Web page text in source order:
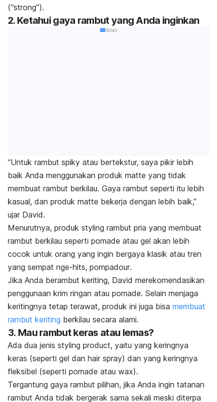
(“strong”).
2. Ketahui gaya rambut yang Anda inginkan
Iklan
“Untuk rambut spiky atau bertekstur, saya pikir lebih
baik Anda menggunakan produk matte yang tidak
membuat rambut berkilau. Gaya rambut seperti itu lebih
kasual, dan produk matte bekerja dengan lebih baik,”
ujar David.
Menurutnya, produk styling rambut pria yang membuat
rambut berkilau seperti pomade atau gel akan lebih
cocok untuk orang yang ingin bergaya klasik atau tren
yang sempat nge-hits, pompadour.
Jika Anda berambut keriting, David merekomendasikan
penggunaan krim ringan atau pomade. Selain menjaga
keritingnya tetap terawat, produk ini juga bisa membuat
rambut keriting berkilau secara alami.
3. Mau rambut keras atau lemas?
Ada dua jenis styling product, yaitu yang keringnya
keras (seperti gel dan hair spray) dan yang keringnya
fleksibel (seperti pomade atau wax).
Tergantung gaya rambut pilihan, jika Anda ingin tatanan
rambut Anda tidak bergerak sama sekali meski diterpa